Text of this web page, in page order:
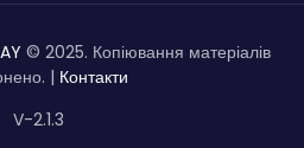
© 2025. Копіювання матеріалів
| Контакти
V-2.1.3